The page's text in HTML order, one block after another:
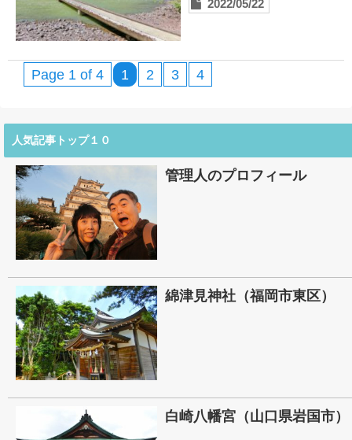
2022/05/22
Page 1 of 4 1 2 3 4
人気記事トップ１０
管理人のプロフィール
綿津見神社（福岡市東区）
白崎八幡宮（山口県岩国市）